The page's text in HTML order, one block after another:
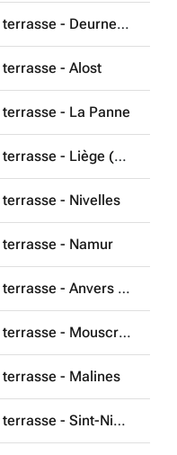
Appartement à vendre avec terrasse - Deurne (2100)
- Alost
- La Panne
Appartement à vendre avec terrasse - Liège (4020)
- Nivelles
- Namur
Appartement à vendre avec terrasse - Anvers (2000)
Appartement à vendre avec terrasse - Mouscron
- Malines
Appartement à vendre avec terrasse - Sint-Niklaas